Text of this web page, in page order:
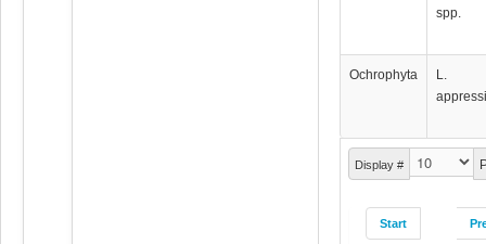
Display #
Start
spp.
Ochrophyta
L.